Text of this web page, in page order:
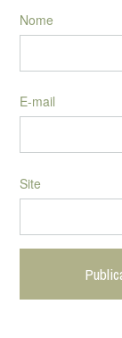
Nome
E-mail
Site